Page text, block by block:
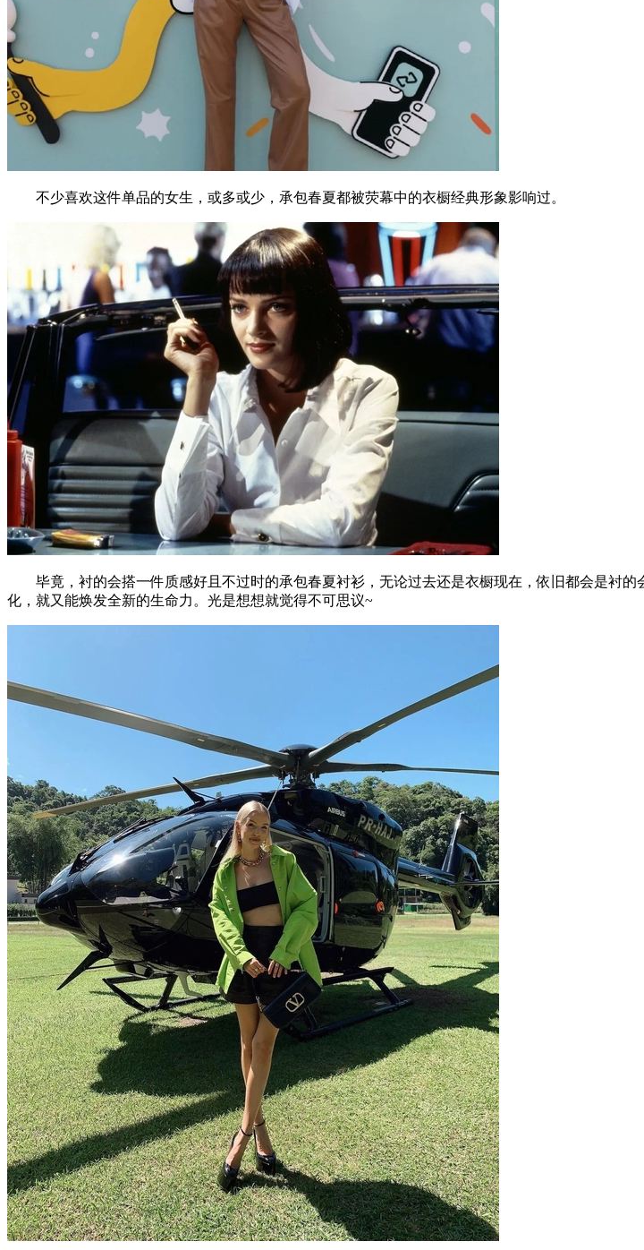
不少喜欢这件单品的女生，或多或少，承包春夏都被荧幕中的衣橱经典形象影响过。
毕竟，衬的会搭一件质感好且不过时的承包春夏衬衫，无论过去还是衣橱现在，依旧都会是衬的
化，就又能焕发全新的生命力。光是想想就觉得不可思议~